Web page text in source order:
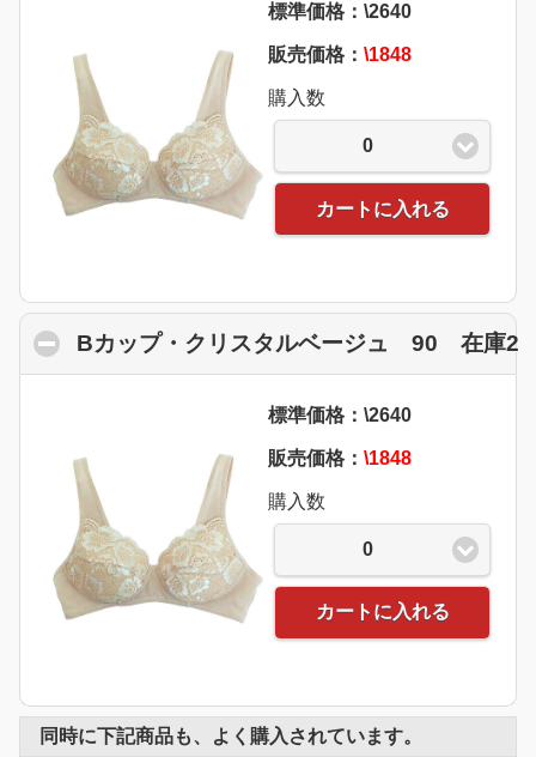
標準価格：\2640
販売価格： \1848
購入数
0
カートに入れる
Bカップ・クリスタルベージュ 90 在庫2
標準価格：\2640
販売価格： \1848
購入数
0
カートに入れる
同時に下記商品も、よく購入されています。